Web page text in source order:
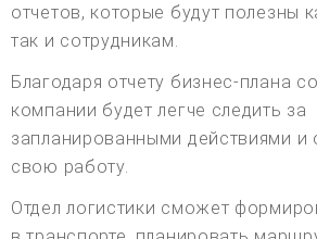
отчетов, которые будут полезны
так и сотрудникам.
Благодаря отчету бизнес-плана
компании будет легче следить за
запланированными действиями и
свою работу.
Отдел логистики сможет